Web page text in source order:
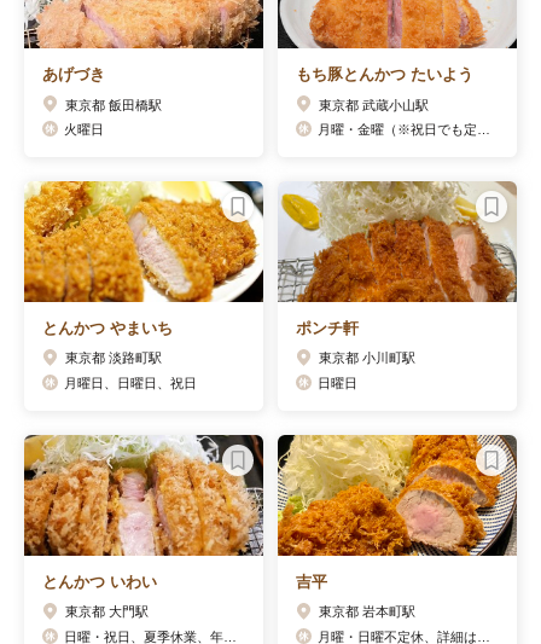
あげづき
東京都 飯田橋駅
火曜日
もち豚とんかつ たいよう
東京都 武蔵小山駅
とんかつ やまいち
東京都 淡路町駅
月曜日、日曜日、祝日
ポンチ軒
東京都 小川町駅
日曜日
とんかつ いわい
東京都 大門駅
吉平
東京都 岩本町駅